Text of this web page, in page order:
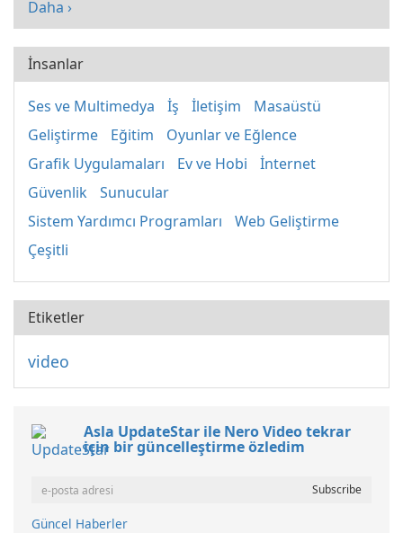
Daha ›
İnsanlar
Ses ve Multimedya İş İletişim
Masaüstü
Geliştirme
Eğitim
Oyunlar ve Eğlence
Grafik Uygulamaları
Ev ve Hobi
İnternet
Güvenlik
Sunucular
Sistem Yardımcı Programları
Web Geliştirme
Çeşitli
Etiketler
video
Asla UpdateStar ile Nero Video tekrar
için bir güncelleştirme özledim
Güncel Haberler